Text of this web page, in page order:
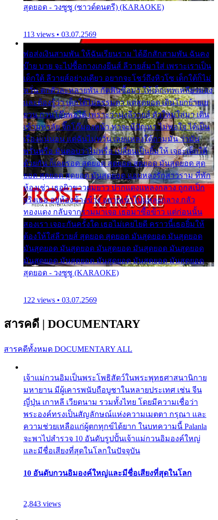
สุดยอด - วงซูซู (ซาวด์ดนตรี) (KARAOKE)
113 views • 03.07.2569
พ่อส่งเงินสามพัน ให้ฉันเรียนราม ได้อีกสักสามพัน ฉันคง
บ๊าย บาย จะไปซื้อกางเกงยีนส์ ลีวายส์มาใส่ เพราะเราเป็น
เด็กใต้ ลีวายส์อย่างเดียว อยากจะโชว์ถึงหิวโซ เด็กใต้ก็ไม่
หวั่น ตกตัวละหลายพัน กัดฟันซื้อมา ให้เด็กเทพเหลียวมอง
และต้องรู้ว่า เด็กใต้ไม่ธรรมดา แต่สุดยอด เดินโยกย้ายเย
ยวน กวนโอ๊ยพอได้ เพราะว่านุ่งลีวายส์ ตัวใหม่ใส่มา เดิน
เข้ามหาลัย จิ๊กโก๊มองหน้า ท่าจะมีปัญหา ไม่พอใจ ได้เป็น
เรื่องแน่นอน แต่ฉันไม่หวั่น เลยแหลงใต้ถามมัน ว่ามัน
พรั่นพรือ มันตอบว่าไม่พรื่อ เปลี่ยนเป็นยิ้มให้ เจอะเด็กใต้
ด้วยกัน ก็เลยรอด สุดยอด สุดยอด สุดยอด มันสุดยอด สุด
ยอด สุดยอด สุดยอด มันสุดยอด แอบหลงรักสาวราม ที่พัก
ห้องเช่า เธอผิวขาวผมยาว ปากแดงแหลงกลาง ถูกสเป็ก
จริงเธอ อยู่ห้องข้างข้าง อยากเข้าไปแหลงกลาง กลัว
ทองแดง กลับจากรามมาเจอ เธอมาซื้อข้าว แต่ก่อนนั้น
สองเรา เจอะกันครั้งใด เธอไม่เคยไยดี คราวนี้เธอยิ้มให้
ต้องให้ใส่ลีวายส์ สุดยอด สุดยอด มันสุดยอด มันสุดยอด
มันสุดยอด มันสุดยอด มันสุดยอด มันสุดยอด มันสุดยอด
มันสุดยอด มันสุดยอด มันสุดยอด มันสุดยอด มันสุดยอด
สุดยอด - วงซูซู (KARAOKE)
122 views • 03.07.2569
สารคดี | DOCUMENTARY
สารคดีทั้งหมด DOCUMENTARY ALL
เจ้าแม่กวนอิมเป็นพระโพธิสัตว์ในพระพุทธศาสนานิกาย
มหายาน มีผู้เคารพนับถือบูชาในหลายประเทศ เช่น จีน
ญี่ปุ่น เกาหลี เวียดนาม รวมทั้งไทย โดยมีความเชื่อว่า
พระองค์ทรงเป็นสัญลักษณ์แห่งความเมตตา กรุณา และ
ความช่วยเหลือแก่ผู้ตกทุกข์ได้ยาก ในบทความนี้ Palanla
จะพาไปสำรวจ 10 อันดับรูปปั้นเจ้าแม่กวนอิมองค์ใหญ่
และมีชื่อเสียงที่สุดในโลกในปัจจุบัน
10 อันดับกวนอิมองค์ใหญ่และมีชื่อเสียงที่สุดในโลก
2,843 views